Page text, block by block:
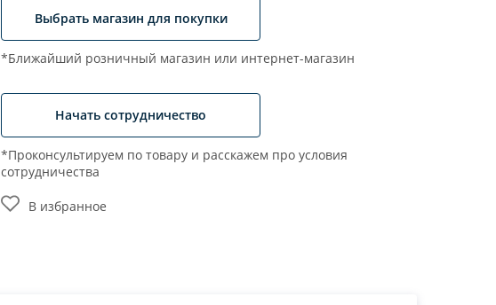
Выбрать магазин для покупки
*Ближайший розничный магазин или интернет-магазин
Начать сотрудничество
*Проконсультируем по товару и расскажем про условия
сотрудничества
В избранное